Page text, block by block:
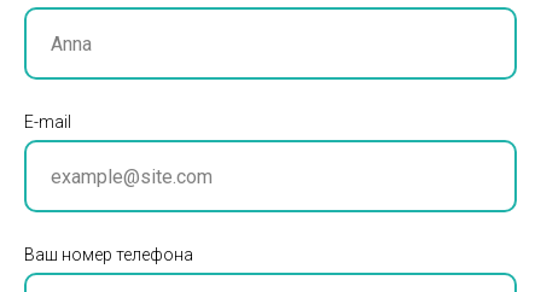
E-mail
Ваш номер телефона